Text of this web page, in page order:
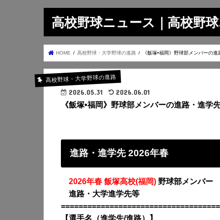
高校野球ニュース｜高校野
HOME 高校野球・大学野球の進路 《飯塚•福岡》野球部メンバーの
高校野球・大学野球の進路
2026.05.31 2026.06.01
《飯塚•福岡》野球部メンバーの進路・進学
進路・進学先 2026年春
2026年春 飯塚高校(福岡) 野球部メンバー
進路・大学進学先等